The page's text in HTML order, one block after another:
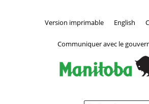
Version imprimable English
Communiquer avec le